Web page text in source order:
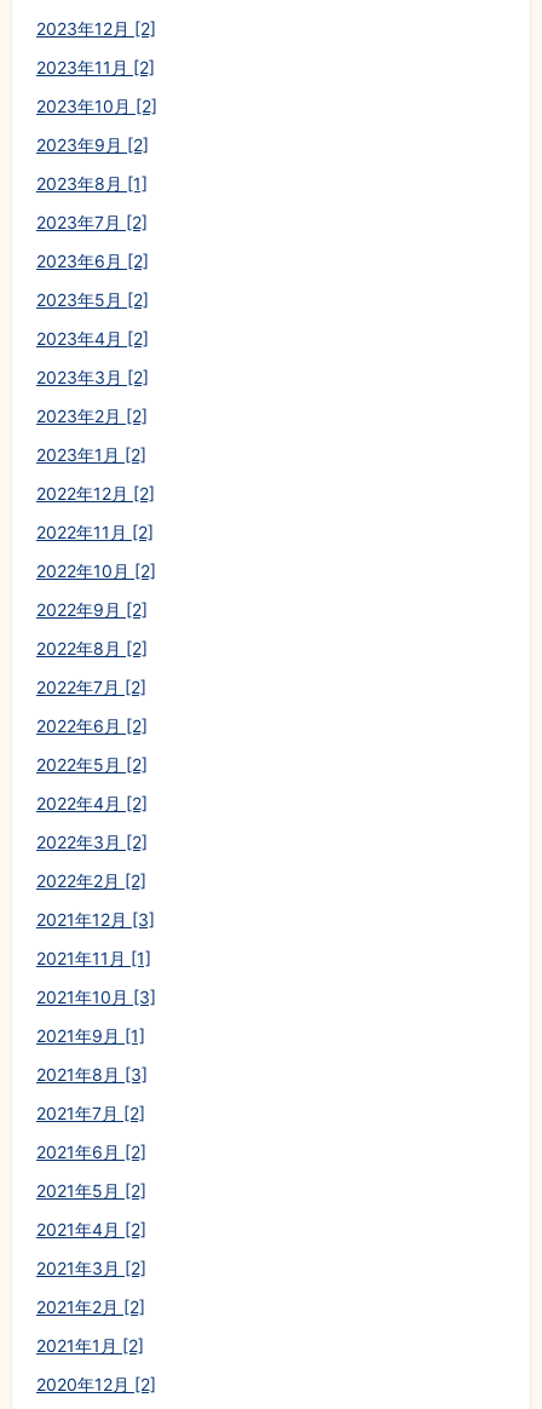
2023年12月 [2]
2023年11月 [2]
2023年10月 [2]
2023年9月 [2]
2023年8月 [1]
2023年7月 [2]
2023年6月 [2]
2023年5月 [2]
2023年4月 [2]
2023年3月 [2]
2023年2月 [2]
2023年1月 [2]
2022年12月 [2]
2022年11月 [2]
2022年10月 [2]
2022年9月 [2]
2022年8月 [2]
2022年7月 [2]
2022年6月 [2]
2022年5月 [2]
2022年4月 [2]
2022年3月 [2]
2022年2月 [2]
2021年12月 [3]
2021年11月 [1]
2021年10月 [3]
2021年9月 [1]
2021年8月 [3]
2021年7月 [2]
2021年6月 [2]
2021年5月 [2]
2021年4月 [2]
2021年3月 [2]
2021年2月 [2]
2021年1月 [2]
2020年12月 [2]